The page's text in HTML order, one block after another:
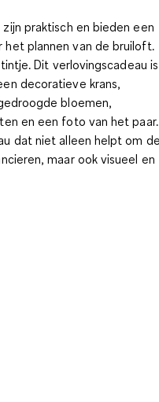
praktisch en bieden een
plannen van de bruiloft.
Dit verlovingscadeau is
decoratieve krans,
bloemen,
en een foto van het paar.
dat niet alleen helpt om
maar ook visueel en